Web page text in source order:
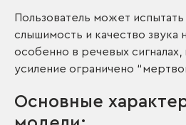
Пользователь может
слышимость и качество звука
особенно в речевых
усиление ограничено
Основные